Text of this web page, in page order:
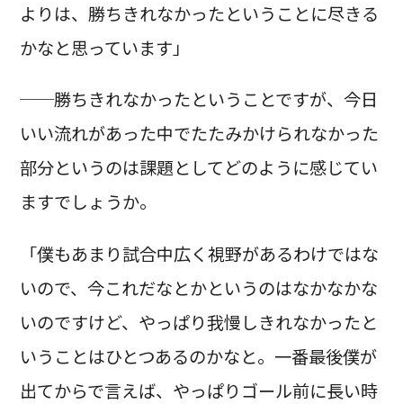
よりは、勝ちきれなかったということに尽きる
かなと思っています」
──勝ちきれなかったということですが、今日
いい流れがあった中でたたみかけられなかった
部分というのは課題としてどのように感じてい
ますでしょうか。
「僕もあまり試合中広く視野があるわけではな
いので、今これだなとかというのはなかなかな
いのですけど、やっぱり我慢しきれなかったと
いうことはひとつあるのかなと。一番最後僕が
出てからで言えば、やっぱりゴール前に長い時